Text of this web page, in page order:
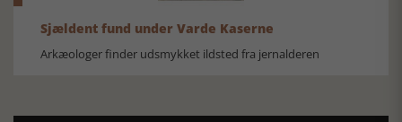
Sjældent fund under Varde Kaserne
Arkæologer finder udsmykket ildsted fra jernalderen